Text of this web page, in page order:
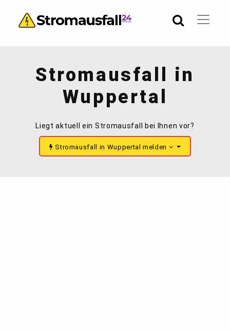
Stromausfall in
Wuppertal
Liegt aktuell ein Stromausfall bei Ihnen vor?
Stromausfall in Wuppertal melden